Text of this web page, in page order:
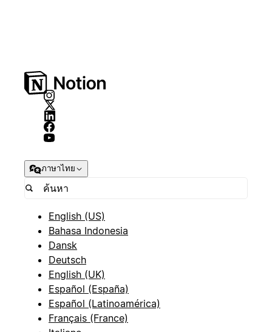
ภาษาไทย
English (US)
Bahasa Indonesia
Dansk
Deutsch
English (UK)
Español (España)
Español (Latinoamérica)
Français (France)